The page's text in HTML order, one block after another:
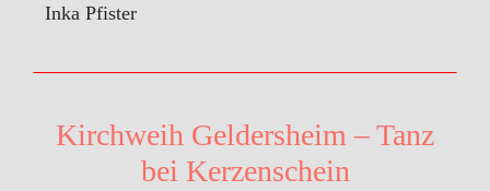
Inka Pfister
Kirchweih Geldersheim – Tanz
bei Kerzenschein